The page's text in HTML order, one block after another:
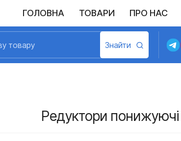
ГОЛОВНА ТОВАРИ ПРО НАС
Редуктори понижуючі